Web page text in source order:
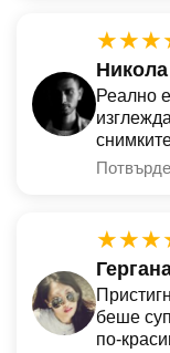
Реално
беше
по-